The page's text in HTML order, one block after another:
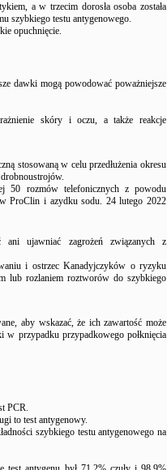
a w trzecim dorosła osoba została
szybkiego testu antygenowego.
opuchnięcie.
dawki mogą powodować poważniejsze
skóry i oczu, a także reakcje
stosowaną w celu przedłużenia okresu
50 rozmów telefonicznych z powodu
ProClin i azydku sodu. 24 lutego 2022
ujawniać zagrożeń związanych z
i ostrzec Kanadyjczyków o ryzyku
lub rozlaniem roztworów do szybkiego
aby wskazać, że ich zawartość może
w przypadku przypadkowego połknięcia
PCR.
to test antygenowy.
szybkiego testu antygenowego na